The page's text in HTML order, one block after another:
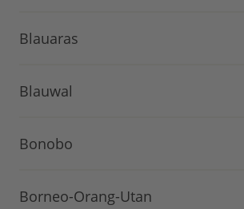
Blauaras
Blauwal
Bonobo
Borneo-Orang-Utan